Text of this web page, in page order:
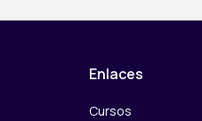
Enlaces
Cursos